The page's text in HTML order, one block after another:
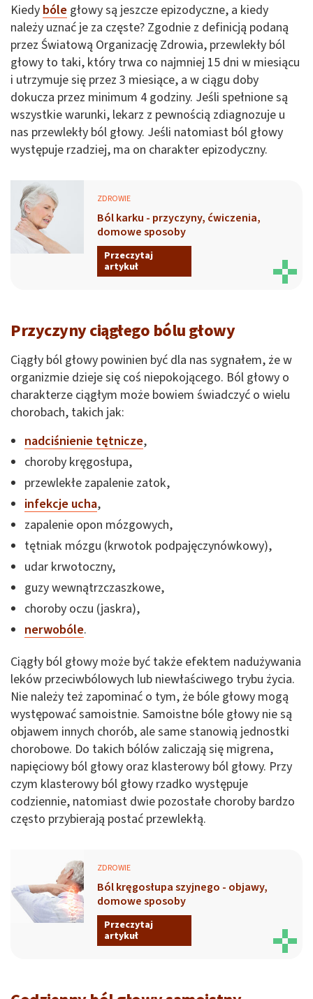
Kiedy bóle głowy są jeszcze epizodyczne, a kiedy
należy uznać je za częste? Zgodnie z definicją podaną
przez Światową Organizację Zdrowia, przewlekły ból
głowy to taki, który trwa co najmniej 15 dni w miesiącu
i utrzymuje się przez 3 miesiące, a w ciągu doby
dokucza przez minimum 4 godziny. Jeśli spełnione są
wszystkie warunki, lekarz z pewnością zdiagnozuje u
nas przewlekły ból głowy. Jeśli natomiast ból głowy
występuje rzadziej, ma on charakter epizodyczny.
ZDROWIE
Ból karku - przyczyny, ćwiczenia,
domowe sposoby
Przeczytaj
artykuł
Przyczyny ciągłego bólu głowy
Ciągły ból głowy powinien być dla nas sygnałem, że w
organizmie dzieje się coś niepokojącego. Ból głowy o
charakterze ciągłym może bowiem świadczyć o wielu
chorobach, takich jak:
nadciśnienie tętnicze,
choroby kręgosłupa,
przewlekłe zapalenie zatok,
infekcje ucha,
zapalenie opon mózgowych,
tętniak mózgu (krwotok podpajęczynówkowy),
udar krwotoczny,
guzy wewnątrzczaszkowe,
choroby oczu (jaskra),
nerwobóle.
Ciągły ból głowy może być także efektem nadużywania
leków przeciwbólowych lub niewłaściwego trybu życia.
Nie należy też zapominać o tym, że bóle głowy mogą
występować samoistnie. Samoistne bóle głowy nie są
objawem innych chorób, ale same stanowią jednostki
chorobowe. Do takich bólów zaliczają się migrena,
napięciowy ból głowy oraz klasterowy ból głowy. Przy
czym klasterowy ból głowy rzadko występuje
codziennie, natomiast dwie pozostałe choroby bardzo
często przybierają postać przewlekłą.
ZDROWIE
Ból kręgosłupa szyjnego - objawy,
domowe sposoby
Przeczytaj
artykuł